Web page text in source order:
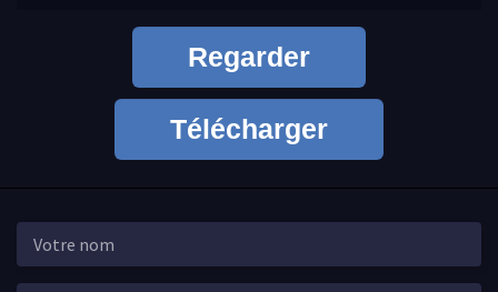
Regarder
Télécharger